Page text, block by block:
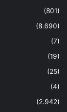
(801)
(8.690)
(7)
(19)
(25)
(4)
(2.942)